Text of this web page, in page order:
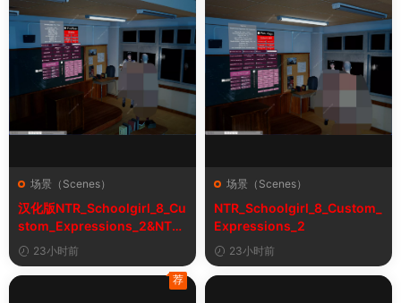
场景（Scenes）
汉化版NTR_Schoolgirl_8_Cu
stom_Expressions_2&NTR
女学生8自定义表情
23小时前
场景（Scenes）
NTR_Schoolgirl_8_Custom_
Expressions_2
23小时前
荐